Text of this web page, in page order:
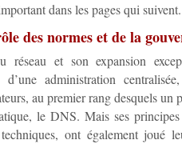
dans les pages qui suivent.
des normes et de la
réseau et son expansion
d’une administration
au premier rang desquels un
le DNS. Mais ses principes
ont également joué